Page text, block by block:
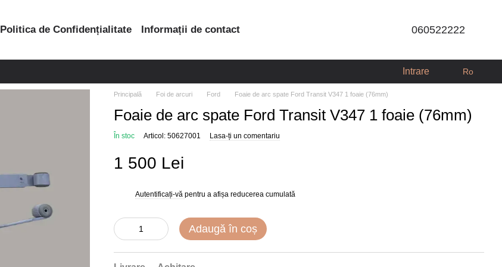
Politica de Confidențialitate Informații de contact 060522222
Intrare Ro
Principală Foi de arcuri Ford Foaie de arc spate Ford Transit V347 1 foaie (76mm)
Foaie de arc spate Ford Transit V347 1 foaie (76mm)
În stoc Articol: 50627001 Lasa-ți un comentariu
1 500 Lei
Autentificați-vă pentru a afișa reducerea cumulată
Adaugă în coș